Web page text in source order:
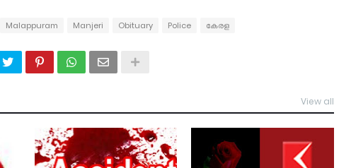
Malappuram Manjeri Obituary Police കേരള
View all